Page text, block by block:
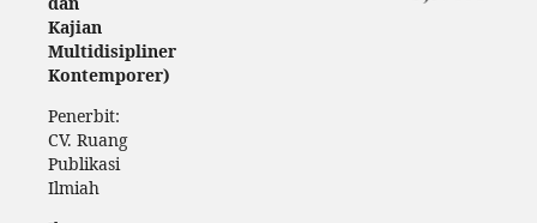
Kajian
Multidisipliner
Kontemporer)
Penerbit:
CV. Ruang
Publikasi
Ilmiah